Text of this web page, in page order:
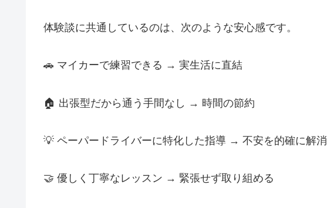
体験談に共通しているのは、次のような安心感です。
🚗 マイカーで練習できる → 実生活に直結
🏠 出張型だから通う手間なし → 時間の節約
💡 ペーパードライバーに特化した指導 → 不安を的確に解消
🤝 優しく丁寧なレッスン → 緊張せず取り組める